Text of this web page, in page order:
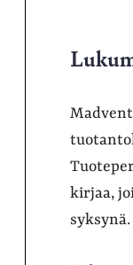
kirjaa,
syksynä.